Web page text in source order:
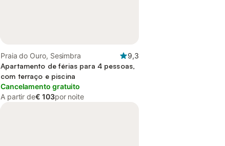
Praia do Ouro, Sesimbra
9,3
Apartamento de férias para 4 pessoas,
com terraço e piscina
Cancelamento gratuito
A partir de€ 103por noite